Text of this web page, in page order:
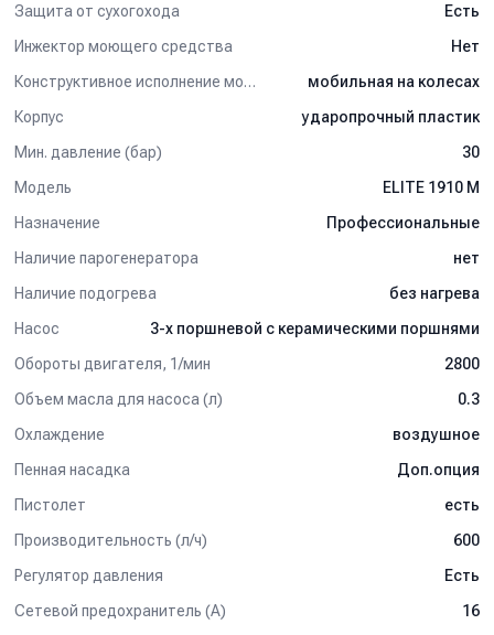
Защита от сухогохода
Есть
Инжектор моющего средства
Нет
Конструктивное исполнение мойки
мобильная на колесах
Корпус
ударопрочный пластик
Мин. давление (бар)
30
Модель
ELITE 1910 M
Назначение
Профессиональные
Наличие парогенератора
нет
Наличие подогрева
без нагрева
Насос
3-х поршневой c керамическими поршнями
Обороты двигателя, 1/мин
2800
Объем масла для насоса (л)
0.3
Охлаждение
воздушное
Пенная насадка
Доп.опция
Пистолет
есть
Производительность (л/ч)
600
Регулятор давления
Есть
Сетевой предохранитель (А)
16